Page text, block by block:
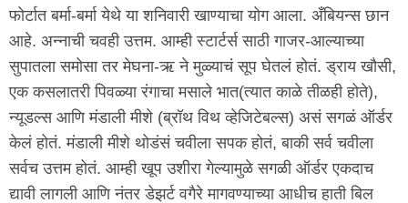
फोर्टात बर्मा-बर्मा येथे या शनिवारी खाण्याचा योग आला. अँबियन्स छान
आहे. अन्नाची चवही उत्तम. आम्ही स्टार्टर्स साठी गाजर-आल्याच्या
सुपातला समोसा तर मेघना-ऋ ने मुळ्याचं सूप घेतलं होतं. ड्राय खौसी,
एक कसलातरी पिवळ्या रंगाचा मसाले भात(त्यात काळे तीळही होते),
न्यूडल्स आणि मंडाली मीशे (ब्रॉथ विथ व्हेजिटेबल्स) असं सगळं ऑर्डर
केलं होतं. मंडाली मीशे थोडंसं चवीला सपक होतं, बाकी सर्व चवीला
सर्वच उत्तम होतं. आम्ही खूप उशीरा गेल्यामुळे सगळी ऑर्डर एकदाच
द्यावी लागली आणि नंतर डेझर्ट वगैरे मागवण्याच्या आधीच हाती बिल